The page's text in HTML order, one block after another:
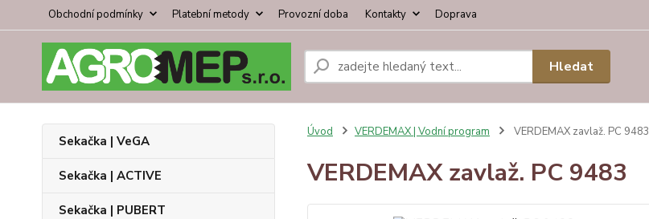
Obchodní podmínky Platební metody Provozní doba Kontakty Doprava
Hledat
Sekačka | VeGA
Sekačka | ACTIVE
Sekačka | PUBERT
Úvod VERDEMAX | Vodní program VERDEMAX zavlaž. PC 9483
VERDEMAX zavlaž. PC 9483